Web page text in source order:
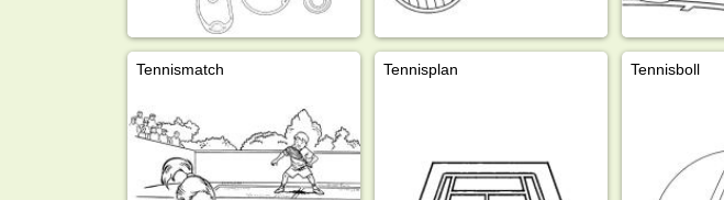
Tennismatch Tennisplan Tennisboll